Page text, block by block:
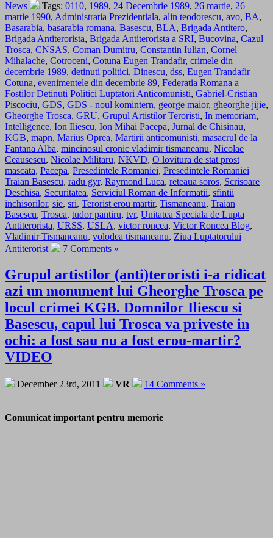
News
Tags: 0110, 1989, 24 Decembrie 1989, 26 martie, 26
martie 1990, Administratia Prezidentiala, alin teodorescu, avo, BA,
Basarabia, basarabia romana, Basescu, BLA, Brigada Antitero,
Brigada Antiterorista, Brigada Antiterorista a SRI, Bucovina, Cazul
Trosca, CNSAS, Coman Dumitru, Constantin Iulian, Cornel
Mihalache, Cotroceni, Cotuna Eugen Trandafir, crimele din
decembrie 1989, detinuti politici, Dinescu, dss, Eugen Trandafir
Cotuna, evenimentele din decembrie 89, Federatia Romana a
Fostilor Detinuti Politici Luptatori Anticomunisti, Gabriel-Cristian
Piscociu, GDS, GDS - noul komintern, george maior, gheorghe jijie,
Gheorghe Trosca, GRU, Grupul Artistilor Teroristi, In memoriam,
Intelligence, Ion Iliescu, Ion Mihai Pacepa, Jurnal de Chisinau,
KGB, mapn, Marius Oprea, Martirii anticomunisti, masacrul de la
Fantana Alba, mincinosul cronic vladimir tismaneanu, Nicolae
Ceausescu, Nicolae Militaru, NKVD, O lovitura de stat prost
mascata, Pacepa, Presedintele Romaniei, Presedintele Romaniei
Traian Basescu, radu gyr, Raymond Luca, reteaua soros, Scrisoare
Deschisa, Securitatea, Serviciul Roman de Informatii, sfintii
inchisorilor, sie, sri, Terorist erou martir, Tismaneanu, Traian
Basescu, Trosca, tudor pantiru, tvr, Unitatea Speciala de Lupta
Antiterorista, URSS, USLA, victor roncea, Victor Roncea Blog,
Vladimir Tismaneanu, volodea tismaneanu, Ziua Luptatorului
Antiterorist
7 Comments »
Grupul artistilor (anti)teroristi i-a ridicat
azi un monument lui Gheorghe Trosca pe
locul crimei KGB. Domnilor Iliescu si
Basescu, capul lui Trosca va priveste in
ochi: a fost sau nu a fost erou-martir?
VIDEO
December 23rd, 2011 VR 14 Comments »
Comunicat important pentru memorie